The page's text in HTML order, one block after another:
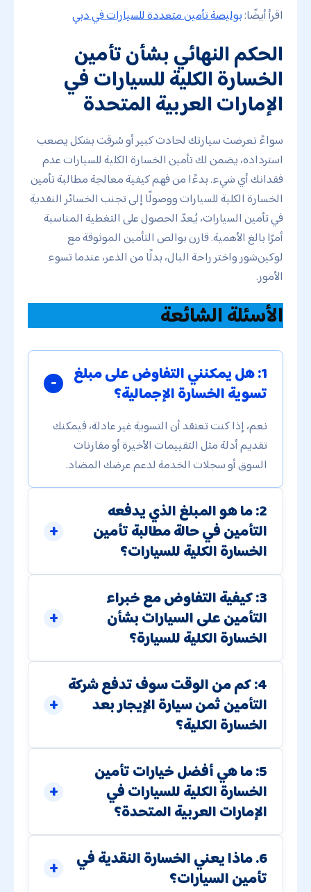
اقرأ أيضًا:بوليصة تأمين متعددة للسيارات في دبي
الحكم النهائي بشأن تأمين
الخسارة الكلية للسيارات في
الإمارات العربية المتحدة
سواءً تعرضت سيارتك لحادث كبير أو سُرقت بشكل يصعب
استرداده، يضمن لك تأمين الخسارة الكلية للسيارات عدم
فقدانك أي شيء. بدءًا من فهم كيفية معالجة مطالبة تأمين
الخسارة الكلية للسيارات ووصولًا إلى تجنب الخسائر النقدية
في تأمين السيارات، يُعدّ الحصول على التغطية المناسبة
أمرًا بالغ الأهمية. قارن بوالص التأمين الموثوقة مع
لوكين‌شور واختر راحة البال، بدلًا من الذعر، عندما تسوء
الأمور.
الأسئلة الشائعة
1: هل يمكنني التفاوض على مبلغ
تسوية الخسارة الإجمالية؟
نعم، إذا كنت تعتقد أن التسوية غير عادلة، فيمكنك
تقديم أدلة مثل التقييمات الأخيرة أو مقارنات
السوق أو سجلات الخدمة لدعم عرضك المضاد.
2: ما هو المبلغ الذي يدفعه
التأمين في حالة مطالبة تأمين
الخسارة الكلية للسيارات؟
3: كيفية التفاوض مع خبراء
التأمين على السيارات بشأن
الخسارة الكلية للسيارة؟
4: كم من الوقت سوف تدفع شركة
التأمين ثمن سيارة الإيجار بعد
الخسارة الكلية؟
5: ما هي أفضل خيارات تأمين
الخسارة الكلية للسيارات في
الإمارات العربية المتحدة؟
6. ماذا يعني الخسارة النقدية في
تأمين السيارات؟